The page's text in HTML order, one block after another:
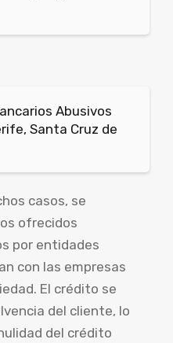
Abusivos
Santa Cruz de
casos, se
ofrecidos
por entidades
con las empresas
El crédito se
del cliente, lo
del crédito